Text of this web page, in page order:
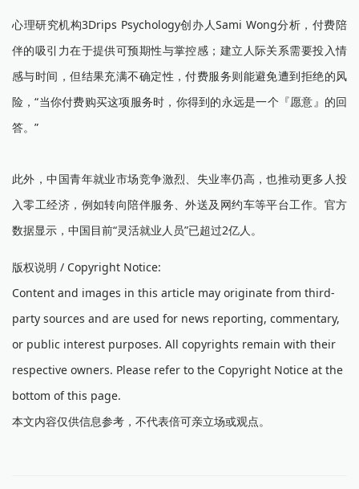
心理研究机构3Drips Psychology创办人Sami Wong分析，付费陪
伴的吸引力在于提供可预期性与掌控感；建立人际关系需要投入情
感与时间，但结果充满不确定性，付费服务则能避免遭到拒绝的风
险，“当你付费购买这项服务时，你得到的永远是一个『愿意』的回
答。”
此外，中国青年就业市场竞争激烈、失业率仍高，也推动更多人投
入零工经济，例如转向陪伴服务、外送及网约车等平台工作。官方
数据显示，中国目前“灵活就业人员”已超过2亿人。
版权说明 / Copyright Notice:
Content and images in this article may originate from third-
party sources and are used for news reporting, commentary,
or public interest purposes. All copyrights remain with their
respective owners. Please refer to the Copyright Notice at the
bottom of this page.
本文内容仅供信息参考，不代表倍可亲立场或观点。